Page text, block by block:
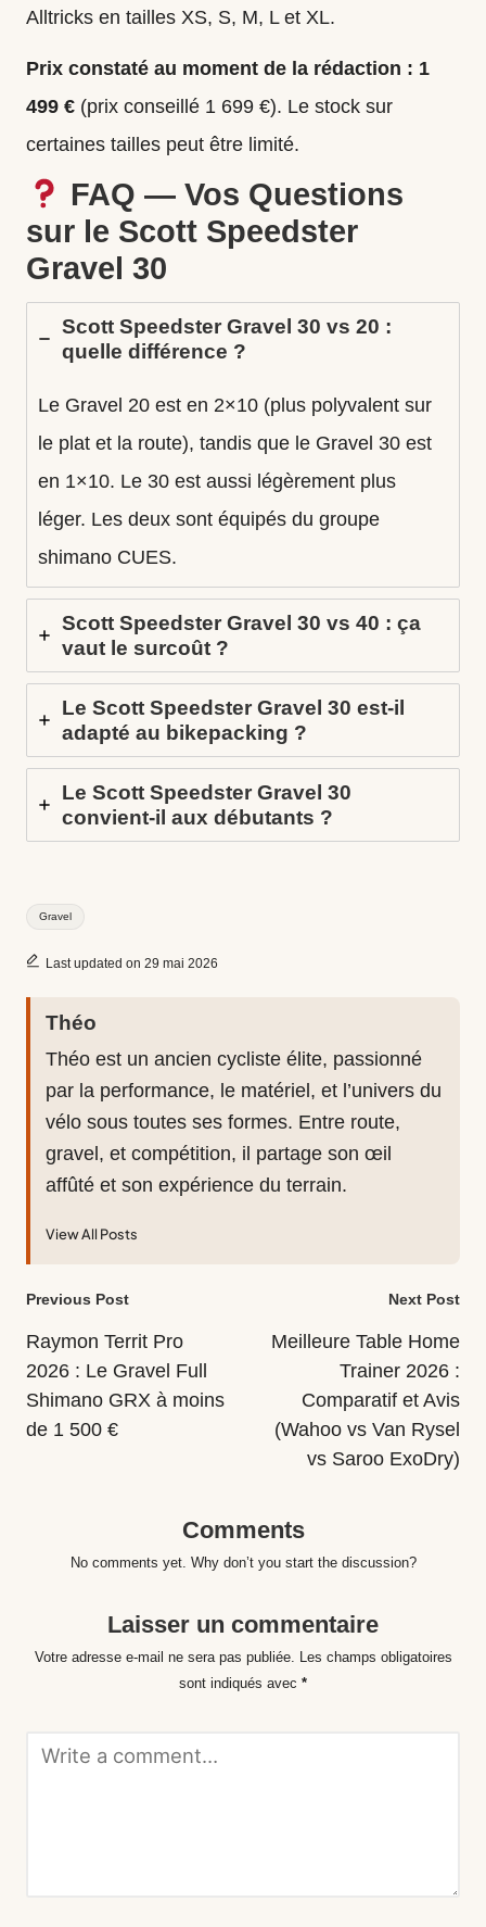
Alltricks en tailles XS, S, M, L et XL.
Prix constaté au moment de la rédaction : 1
499 € (prix conseillé 1 699 €). Le stock sur
certaines tailles peut être limité.
FAQ — Vos Questions
sur le Scott Speedster
Gravel 30
Scott Speedster Gravel 30 vs 20 :
quelle différence ?
Le Gravel 20 est en 2×10 (plus polyvalent sur
le plat et la route), tandis que le Gravel 30 est
en 1×10. Le 30 est aussi légèrement plus
léger. Les deux sont équipés du groupe
shimano CUES.
Scott Speedster Gravel 30 vs 40 : ça
vaut le surcoût ?
Le Scott Speedster Gravel 30 est-il
adapté au bikepacking ?
Le Scott Speedster Gravel 30
convient-il aux débutants ?
Tags:
Gravel
Last updated on 29 mai 2026
Théo
Théo est un ancien cycliste élite, passionné
par la performance, le matériel, et l’univers du
vélo sous toutes ses formes. Entre route,
gravel, et compétition, il partage son œil
affûté et son expérience du terrain.
View All Posts
Post
navigation
Previous Post
Raymon Territ Pro
2026 : Le Gravel Full
Shimano GRX à moins
de 1 500 €
Next Post
Meilleure Table Home
Trainer 2026 :
Comparatif et Avis
(Wahoo vs Van Rysel
vs Saroo ExoDry)
Comments
No comments yet. Why don’t you start the discussion?
Laisser un commentaire
Votre adresse e-mail ne sera pas publiée.
Les champs obligatoires
sont indiqués avec *